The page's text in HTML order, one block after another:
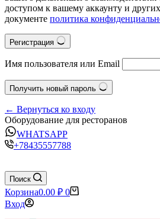
доступом к вашему аккаунту и
документе политика
Регистрация
Имя пользователя или Email
Получить новый пароль
← Вернуться ко входу
Оборудование для ресторанов
WHATSAPP
+78435557788
Поиск
Корзина0.00 ₽ 0
Вход